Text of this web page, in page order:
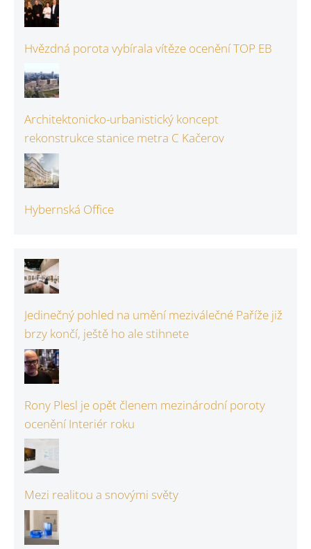
Hvězdná porota vybírala vítěze ocenění TOP EB
Architektonicko-urbanistický koncept
rekonstrukce stanice metra C Kačerov
Hybernská Office
Jedinečný pohled na umění meziválečné Paříže již
brzy končí, ještě ho ale stihnete
Rony Plesl je opět členem mezinárodní poroty
ocenění Interiér roku
Mezi realitou a snovými světy